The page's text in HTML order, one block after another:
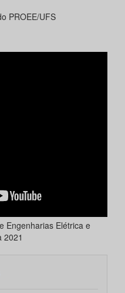
PROEE/UFS
Engenharias Elétrica e
2021